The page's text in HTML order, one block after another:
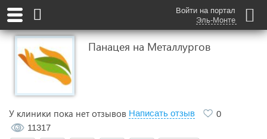
Войти на портал
Эль-Монте
Панацея на Металлургов
У клиники пока нет отзывов Написать отзыв
0
11317